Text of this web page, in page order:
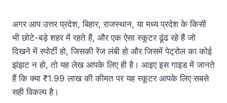
अगर आप उत्तर प्रदेश, बिहार, राजस्थान, या मध्य प्रदेश के किसी
भी छोटे-बड़े शहर में रहते हैं, और एक ऐसा स्कूटर ढूंढ रहे हैं जो
दिखने में स्पोर्टी हो, जिसकी रेंज लंबी हो और जिसमें पेट्रोल का कोई
झंझट न हो, तो यह लेख आपके लिए ही है। आइए इस गाइड में जानते
हैं कि क्या ₹1.99 लाख की कीमत पर यह स्कूटर आपके लिए सबसे
सही विकल्प है।